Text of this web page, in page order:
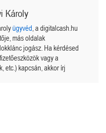
Károly
ügyvéd , a digitalcash.hu
más oldalak
jogász. Ha kérdésed
vagy a
etc.) kapcsán, akkor írj